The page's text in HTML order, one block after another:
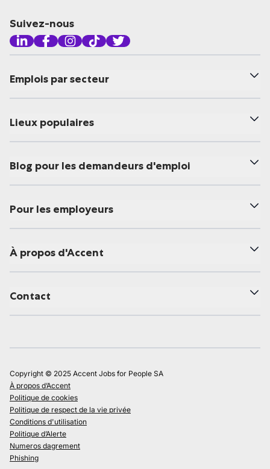
Suivez-nous
Emplois par secteur
Lieux populaires
Blog pour les demandeurs d'emploi
Pour les employeurs
À propos d'Accent
Contact
Copyright © 2025 Accent Jobs for People SA
À propos d’Accent
Politique de cookies
Politique de respect de la vie privée
Conditions d'utilisation
Politique d’Alerte
Numeros dagrement
Phishing